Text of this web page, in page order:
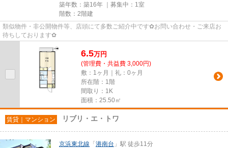
築年数：築16年 ｜募集中： 1室
階数：2階建
類似物件・非公開物件等、店頭にて多数ご紹介中です✿お問い合わせ・ご来店お
待ちしております✿
6.5万円
(管理費・共益費 3,000円)
敷：1ヶ月｜礼：0ヶ月
所在階：1階
間取り：1K
面積：25.50㎡
賃貸｜マンション リブリ・エ・トワ
京浜東北線 「 港南台 」駅 徒歩11分